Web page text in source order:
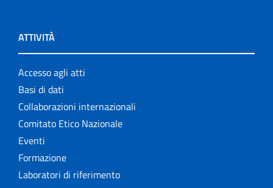
ATTIVITÀ
Accesso agli atti
Basi di dati
Collaborazioni internazionali
Comitato Etico Nazionale
Eventi
Formazione
Laboratori di riferimento